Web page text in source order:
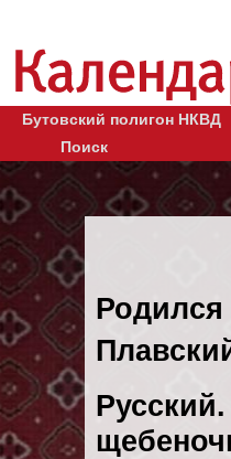
Бутовский полигон НКВД
Поиск
Родился